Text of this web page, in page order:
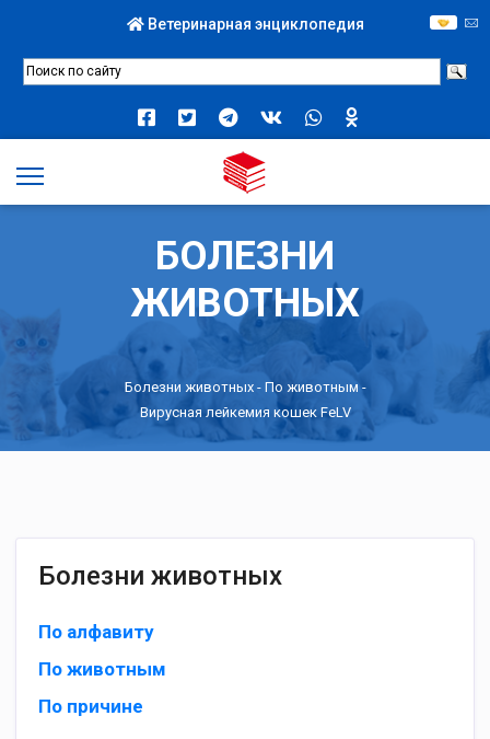
Ветеринарная энциклопедия
БОЛЕЗНИ
ЖИВОТНЫХ
Болезни животных - По животным-
Вирусная лейкемия кошек FeLV
Болезни животных
По алфавиту
По животным
По причине